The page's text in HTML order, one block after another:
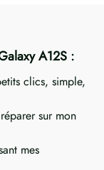
A12S :
clics, simple,
sur mon
mes